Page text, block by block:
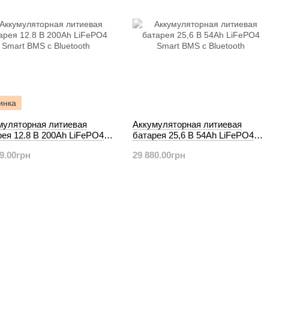
литиевая
12.8 В 200Ah LiFePO4
Аккумуляторная литиевая
батарея 25,6 В 54Ah LiFePO4
29 880.00грн